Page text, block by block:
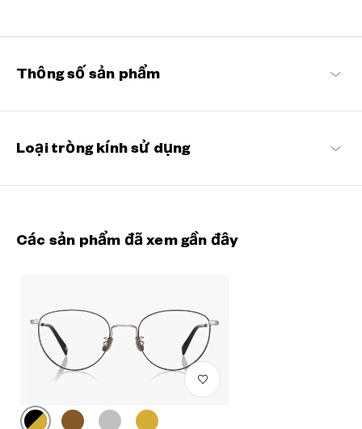
nhiều giờ liền.
Thông số sản phẩm
Loại tròng kính sử dụng
Các sản phẩm đã xem gần đây